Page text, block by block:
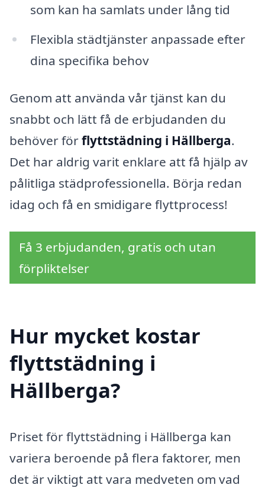
som kan ha samlats under lång tid
Flexibla städtjänster anpassade efter
dina specifika behov
Genom att använda vår tjänst kan du
snabbt och lätt få de erbjudanden du
behöver förflyttstädning i Hällberga.
Det har aldrig varit enklare att få hjälp av
pålitliga städprofessionella. Börja redan
idag och få en smidigare flyttprocess!
Få 3 erbjudanden, gratis och utan
förpliktelser
Hur mycket kostar
flyttstädning i
Hällberga?
Priset för flyttstädning i Hällberga kan
variera beroende på flera faktorer, men
det är viktigt att vara medveten om vad